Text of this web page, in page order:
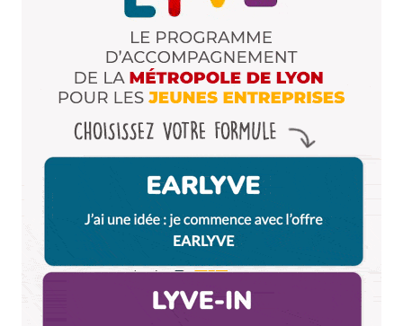
besoin de calme et de repos
Répondre
Je mérite de gagner un weekend au village
Huttopia pays de condrieu car je veux voir le
paradis
Christine carvalho
30 mai 2025 à 5 h 01 min
Répondre
Je mérite de gagner un week-end au Village
dewintre Cassandre
30 mai 2025 à 6 h 09 min